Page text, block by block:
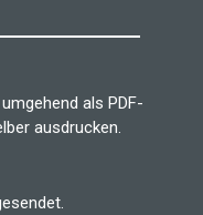
als PDF-
ausdrucken.